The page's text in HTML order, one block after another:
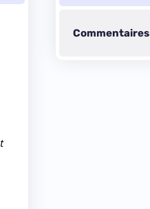
Commentaires